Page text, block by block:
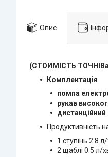
Опис
(СТОИМІСТЬ
Комплектація
помпа
рукав
Продуктивність
1 ступінь 2.8
2 щаблі 0.5 л/